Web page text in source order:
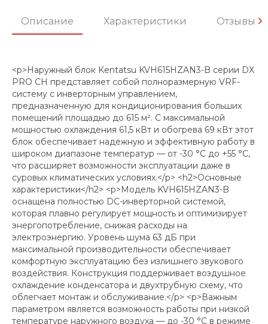
Описание Характеристики Отзывы
<p>Наружный блок Kentatsu KVH615HZAN3-B серии DX
PRO CH представляет собой полноразмерную VRF-
систему с инверторным управлением,
предназначенную для кондиционирования больших
помещений площадью до 615 м². С максимальной
мощностью охлаждения 61,5 кВт и обогрева 69 кВт этот
блок обеспечивает надежную и эффективную работу в
широком диапазоне температур — от -30 °C до +55 °C,
что расширяет возможности эксплуатации даже в
суровых климатических условиях.</p> <h2>Основные
характеристики</h2> <p>Модель KVH615HZAN3-B
оснащена полностью DC-инверторной системой,
которая плавно регулирует мощность и оптимизирует
энергопотребление, снижая расходы на
электроэнергию. Уровень шума 63 дБ при
максимальной производительности обеспечивает
комфортную эксплуатацию без излишнего звукового
воздействия. Конструкция поддерживает воздушное
охлаждение конденсатора и двухтрубную схему, что
облегчает монтаж и обслуживание.</p> <p>Важным
параметром является возможность работы при низкой
температуре наружного воздуха — до -30 °C в режиме